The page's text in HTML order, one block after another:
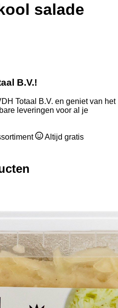
salade
B.V.!
Totaal B.V. en geniet van het
leveringen voor al je
Altijd gratis